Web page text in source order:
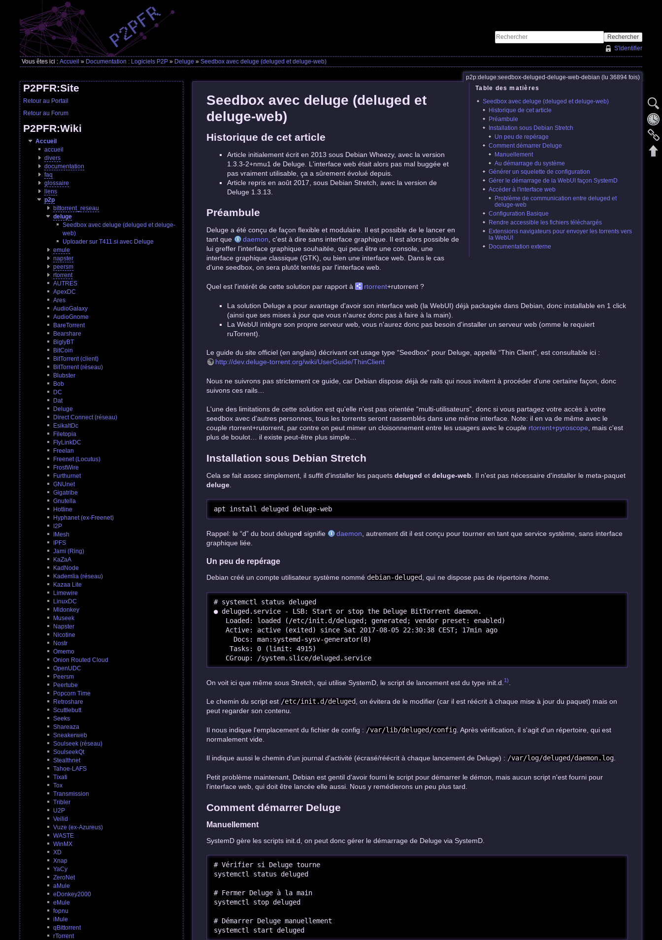
Rechercher
S'identifier
Vous êtes ici :Accueil » Documentation : Logiciels P2P » Deluge »Seedbox avec deluge (deluged et deluge-web)
P2PFR:Site
Retour au Portail
Retour au Forum
P2PFR:Wiki
Accueil
accueil
divers
documentation
faq
glossaire
liens
p2p
bittorrent_reseau
deluge
Seedbox avec deluge (deluged et deluge-
web)
Uploader sur T411.si avec Deluge
emule
napster
peersm
rtorrent
AUTRES
ApexDC
Ares
AudioGalaxy
AudioGnome
BareTorrent
Bearshare
BiglyBT
BitCoin
BitTorrent (client)
BitTorrent (réseau)
Blubster
Bob
DC
Dat
Deluge
Direct Connect (réseau)
EsikaltDc
Filetopia
FlyLinkDC
Freelan
Freenet (Locutus)
FrostWire
Furthurnet
GNUnet
Gigatribe
Gnutella
Hotline
Hyphanet (ex-Freenet)
I2P
IMesh
IPFS
Jami (Ring)
KaZaA
KadNode
Kademlia (réseau)
Kazaa Lite
Limewire
LinuxDC
Mldonkey
Museek
Napster
Nicotine
Nostr
Omemo
Onion Routed Cloud
OpenUDC
Peersm
Peertube
Popcorn Time
Retroshare
Scuttlebutt
Seeks
Shareaza
Sneakerweb
Soulseek (réseau)
SoulseekQt
Stealthnet
Tahoe-LAFS
Tixati
Tox
Transmission
Tribler
U2P
Veilid
Vuze (ex-Azureus)
WASTE
WinMX
XD
Xnap
YaCy
ZeroNet
aMule
eDonkey2000
eMule
fopnu
iMule
qBittorrent
rTorrent
p2p:deluge:seedbox-deluged-deluge-web-debian (lu 36894 fois)
Table des matières
Seedbox avec deluge (deluged et deluge-web)
Historique de cet article
Préambule
Installation sous Debian Stretch
Un peu de repérage
Comment démarrer Deluge
Manuellement
Au démarrage du système
Générer un squelette de configuration
Gérer le démarrage de la WebUI façon SystemD
Accéder à l'interface web
Problème de communication entre deluged et
deluge-web
Configuration Basique
Rendre accessible les fichiers téléchargés
Extensions navigateurs pour envoyer les torrents vers
la WebUI
Documentation externe
Seedbox avec deluge (deluged et
deluge-web)
Historique de cet article
Article initialement écrit en 2013 sous Debian Wheezy, avec la version
1.3.3-2+nmu1 de Deluge. L'interface web était alors pas mal buggée et
pas vraiment utilisable, ça a sûrement évolué depuis.
Article repris en août 2017, sous Debian Stretch, avec la version de
Deluge 1.3.13.
Préambule
Deluge a été conçu de façon flexible et modulaire. Il est possible de le lancer en
tant que
daemon, c'est à dire sans interface graphique. Il est alors possible de
lui greffer l'interface graphique souhaitée, qui peut être une console, une
interface graphique classique (GTK), ou bien une interface web. Dans le cas
d'une seedbox, on sera plutôt tentés par l'interface web.
Quel est l'intérêt de cette solution par rapport à rtorrent+rutorrent ?
La solution Deluge a pour avantage d'avoir son interface web (la WebUI) déjà packagée dans Debian, donc installable en 1 click
(ainsi que ses mises à jour que vous n'aurez donc pas à faire à la main).
La WebUI intègre son propre serveur web, vous n'aurez donc pas besoin d'installer un serveur web (omme le requiert
ruTorrent).
Le guide du site officiel (en anglais) décrivant cet usage type “Seedbox” pour Deluge, appellé “Thin Client”, est consultable ici :
http://dev.deluge-torrent.org/wiki/UserGuide/ThinClient
Nous ne suivrons pas strictement ce guide, car Debian dispose déjà de rails qui nous invitent à procéder d'une certaine façon, donc
suivons ces rails…
L'une des limitations de cette solution est qu'elle n'est pas orientée “multi-utilisateurs”, donc si vous partagez votre accès à votre
seedbox avec d'autres personnes, tous les torrents seront rassemblés dans une même interface. Note: il en va de même avec le
couple rtorrent+rutorrent, par contre on peut mimer un cloisonnement entre les usagers avec le couple rtorrent+pyroscope, mais c'est
plus de boulot… il existe peut-être plus simple…
Installation sous Debian Stretch
Cela se fait assez simplement, il suffit d'installer les paquets deluged et deluge-web . Il n'est pas nécessaire d'installer le meta-paquet
deluge
apt install deluged deluge-web
Rappel: le “d” du bout deluged signifie daemon , autrement dit il est conçu pour tourner en tant que service système, sans interface
graphique liée.
Un peu de repérage
Debian créé un compte utilisateur système nommé debian-deluged, qui ne dispose pas de répertoire /home.
# systemctl status deluged
● deluged.service - LSB: Start or stop the Deluge BitTorrent daemon.
   Loaded: loaded (/etc/init.d/deluged; generated; vendor preset: enabled)
   Active: active (exited) since Sat 2017-08-05 22:30:38 CEST; 17min ago
     Docs: man:systemd-sysv-generator(8)
    Tasks: 0 (limit: 4915)
   CGroup: /system.slice/deluged.service
On voit ici que même sous Stretch, qui utilise SystemD, le script de lancement est du type init.d. 1)
Le chemin du script est /etc/init.d/deluged, on évitera de le modifier (car il est réécrit à chaque mise à jour du paquet) mais on
peut regarder son contenu.
Il nous indique l'emplacement du fichier de config : /var/lib/deluged/config . Après vérification, il s'agit d'un répertoire, qui est
normalement vide.
Il indique aussi le chemin d'un journal d'activité (écrasé/réécrit à chaque lancement de Deluge) : /var/log/deluged/daemon.log.
Petit problème maintenant, Debian est gentil d'avoir fourni le script pour démarrer le démon, mais aucun script n'est fourni pour
l'interface web, qui doit être lancée elle aussi. Nous y remédierons un peu plus tard.
Comment démarrer Deluge
Manuellement
SystemD gère les scripts init.d, on peut donc gérer le démarrage de Deluge via SystemD.
# Vérifier si Deluge tourne
systemctl status deluged
# Fermer Deluge à la main
systemctl stop deluged
# Démarrer Deluge manuellement
systemctl start deluged